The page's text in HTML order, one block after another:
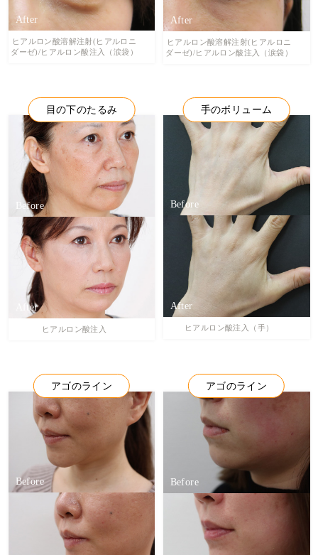
ヒアルロン酸溶解注射(ヒアルロニ
ダーゼ)/ヒアルロン酸注入（涙袋）
ヒアルロン酸溶解注射(ヒアルロニ
ダーゼ)/ヒアルロン酸注入（涙袋）
目の下のたるみ
ヒアルロン酸注入
手のボリューム
ヒアルロン酸注入（手）
アゴのライン アゴのライン